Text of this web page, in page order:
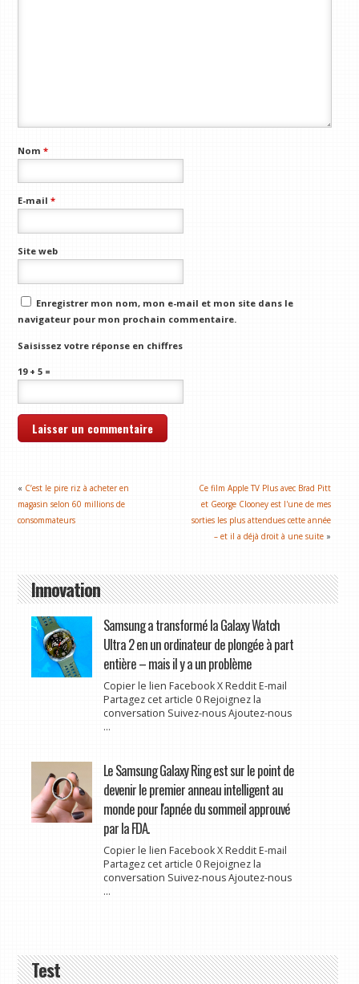
Nom*
E-mail*
Site web
Enregistrer mon nom, mon e-mail et mon site dans le
navigateur pour mon prochain commentaire.
Saisissez votre réponse en chiffres
19 + 5 =
« C’est le pire riz à acheter en
magasin selon 60 millions de
consommateurs
Ce film Apple TV Plus avec Brad Pitt
et George Clooney est l'une de mes
sorties les plus attendues cette année
– et il a déjà droit à une suite »
Innovation
Samsung a transformé la Galaxy Watch
Ultra 2 en un ordinateur de plongée à part
entière – mais il y a un problème
Copier le lien Facebook X Reddit E-mail
Partagez cet article 0 Rejoignez la
conversation Suivez-nous Ajoutez-nous
...
Le Samsung Galaxy Ring est sur le point de
devenir le premier anneau intelligent au
monde pour l'apnée du sommeil approuvé
par la FDA.
Copier le lien Facebook X Reddit E-mail
Partagez cet article 0 Rejoignez la
conversation Suivez-nous Ajoutez-nous
...
Test